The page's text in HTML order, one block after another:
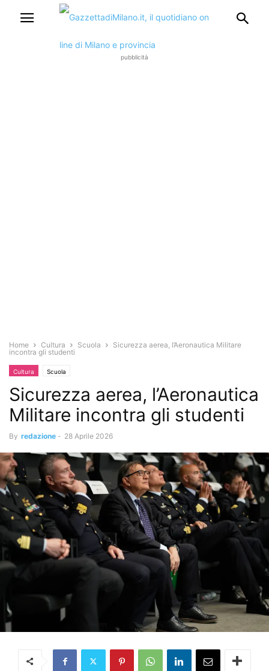
pubblicità
Home Cultura Scuola
Sicurezza aerea, l’Aeronautica Militare
incontra gli studenti
Cultura Scuola
Sicurezza aerea, l’Aeronautica
Militare incontra gli studenti
By redazione - 28 Aprile 2026